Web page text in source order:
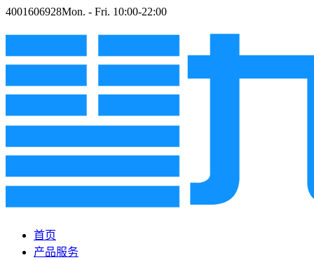
4001606928Mon. - Fri. 10:00-22:00
首页
产品服务